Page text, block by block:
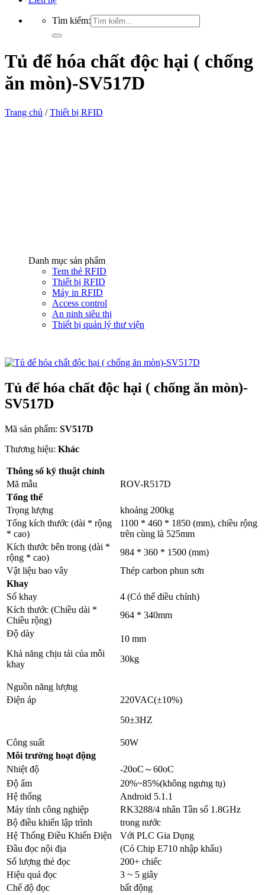
Tìm kiếm:
Tủ để hóa chất độc hại ( chống
ăn mòn)-SV517D
Trang chủ / Thiết bị RFID
Danh mục sản phẩm
Tem thẻ RFID
Thiết bị RFID
Máy in RFID
Access control
An ninh siêu thị
Thiết bị quản lý thư viện
Tủ để hóa chất độc hại ( chống ăn mòn)-
SV517D
Mã sản phẩm: SV517D
Thương hiệu: Khác
Thông số kỹ thuật chính
Mã mẫu
ROV-R517D
Tổng thể
Trọng lượng
khoảng 200kg
Tổng kích thước (dài * rộng
* cao)
1100 * 460 * 1850 (mm), chiều rộng
trên cùng là 525mm
Kích thước bên trong (dài *
rộng * cao)
984 * 360 * 1500 (mm)
Vật liệu bao vây
Thép carbon phun sơn
Khay
Số khay
4 (Có thể điều chỉnh)
Kích thước (Chiều dài *
Chiều rộng)
964 * 340mm
Độ dày
Khả năng chịu tải của mỗi
khay
10 mm
30kg
Nguồn năng lượng
Điện áp
220VAC(±10%)
50±3HZ
Công suất
50W
Môi trường hoạt động
Nhiệt độ
-20oC～60oC
Độ ẩm
20%~85%(không ngưng tụ)
Hệ thống
Android 5.1.1
Máy tính công nghiệp
RK3288/4 nhân Tần số 1.8GHz
Bộ điều khiển lập trình
trong nước
Hệ Thống Điều Khiển Điện
Với PLC Gia Dụng
Đầu đọc nội địa
(Có Chip E710 nhập khẩu)
Số lượng thẻ đọc
200+ chiếc
Hiệu quả đọc
3 ~ 5 giây
Chế độ đọc
bất động